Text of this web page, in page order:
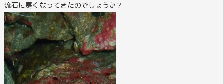
流石に寒くなってきたのでしょうか？